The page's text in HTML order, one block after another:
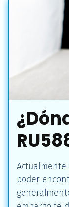
Actualmente
poder